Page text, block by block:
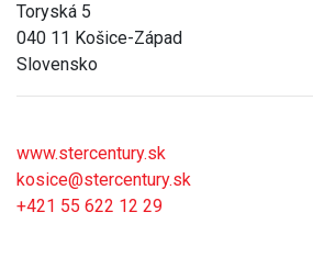
Toryská 5
040 11 Košice-Západ
Slovensko
www.stercentury.sk
kosice@stercentury.sk
+421 55 622 12 29